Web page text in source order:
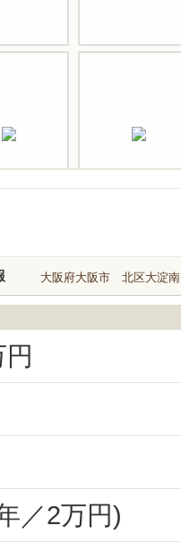
大阪府大阪市 北区大淀
／2万円)